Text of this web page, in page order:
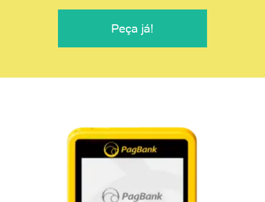
Peça já!